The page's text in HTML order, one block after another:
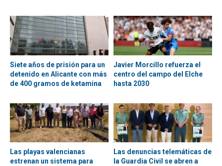
Siete años de prisión para un
detenido en Alicante con más
de 400 gramos de ketamina
Javier Morcillo refuerza el
centro del campo del Elche
hasta 2030
Las playas valencianas
estrenan un sistema para
Las denuncias telemáticas de
la Guardia Civil se abren a